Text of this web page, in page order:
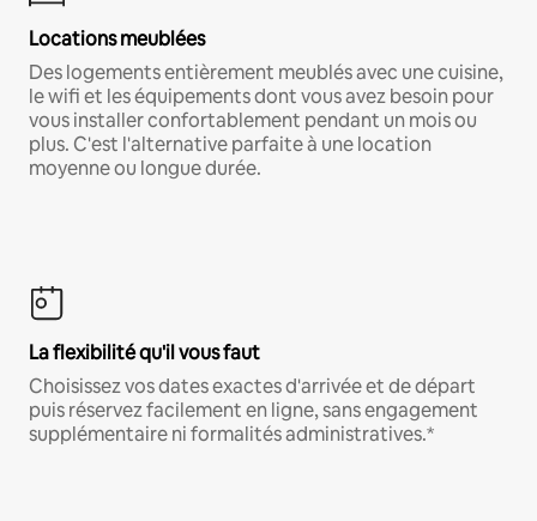
Locations meublées
Des logements entièrement meublés avec une cuisine,
le wifi et les équipements dont vous avez besoin pour
vous installer confortablement pendant un mois ou
plus. C'est l'alternative parfaite à une location
moyenne ou longue durée.
La flexibilité qu'il vous faut
Choisissez vos dates exactes d'arrivée et de départ
puis réservez facilement en ligne, sans engagement
supplémentaire ni formalités administratives.*